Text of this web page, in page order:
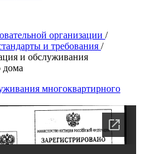
организации /
и требования /
и обслуживания
дома
многоквартирного